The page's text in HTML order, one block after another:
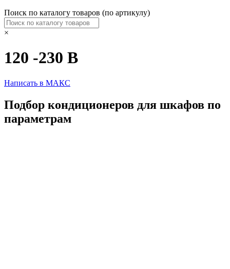
Поиск по каталогу товаров (по артикулу)
×
120 -230 В
Написать в МАКС
Подбор кондиционеров для шкафов по
параметрам